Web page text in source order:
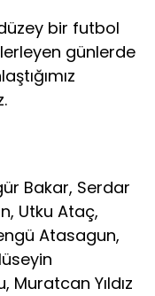
bir futbol
günlerde
Bakar, Serdar
Utku Ataç,
Atasagun,
Yıldız